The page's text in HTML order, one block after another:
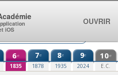
6e
1835
7e
1878
8e
1935
9e
2024
10e
E.C.
iOS
OUVRIR